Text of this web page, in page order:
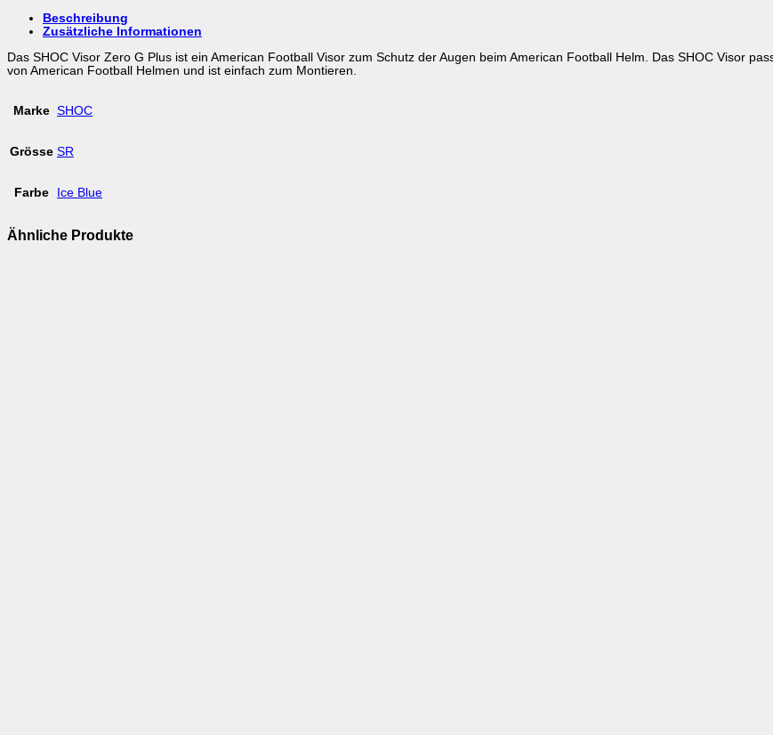
Beschreibung
Zusätzliche Informationen
Das SHOC Visor Zero G Plus ist ein American Football Visor zum Schutz der Augen beim American Football Helm. Das SHOC Visor
von American Football Helmen und ist einfach zum Montieren.
Marke SHOC
Grösse SR
Farbe Ice Blue
Ähnliche Produkte